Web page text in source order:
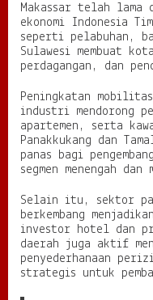
Makassar telah lama
ekonomi Indonesia
seperti pelabuhan,
Sulawesi membuat
perdagangan, dan
Peningkatan
industri mendorong
apartemen, serta
Panakkukang dan
panas bagi
segmen menengah dan
Selain itu, sektor
berkembang
investor hotel dan
daerah juga aktif
penyederhanaan
strategis untuk